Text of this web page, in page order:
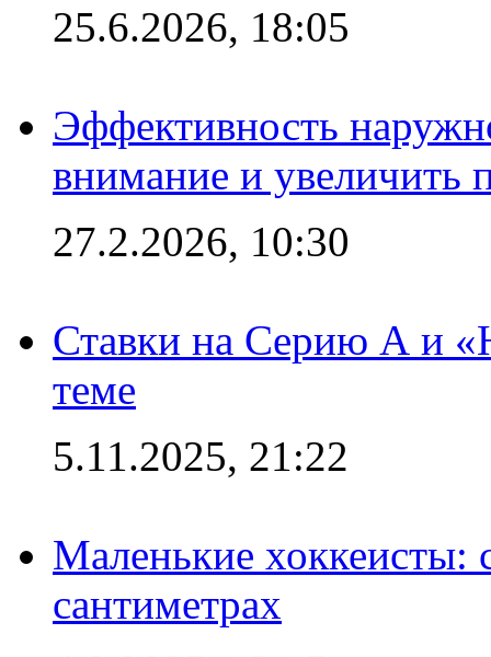
25.6.2026, 18:05
Эффективность
внимание и увеличить
27.2.2026, 10:30
Ставки на Серию А и
теме
5.11.2025, 21:22
Маленькие хоккеисты:
сантиметрах